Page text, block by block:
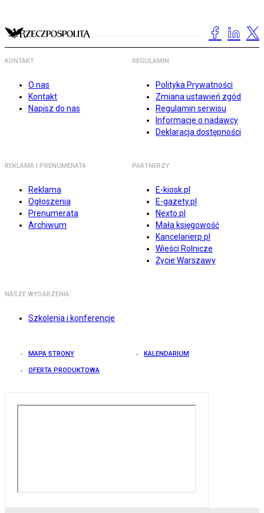
KONTAKT
O nas
Kontakt
Napisz do nas
REGULAMIN
Polityka Prywatności
Zmiana ustawień zgód
Regulamin serwisu
Informacje o nadawcy
Deklaracja dostępności
REKLAMA I PRENUMERATA
Reklama
Ogłoszenia
Prenumerata
Archiwum
PARTNERZY
E-kiosk.pl
E-gazety.pl
Nexto.pl
Mała księgowość
Kancelarierp.pl
Wieści Rolnicze
Życie Warszawy
NASZE WYDARZENIA
Szkolenia i konferencje
MAPA STRONY KALENDARIUM
OFERTA PRODUKTOWA